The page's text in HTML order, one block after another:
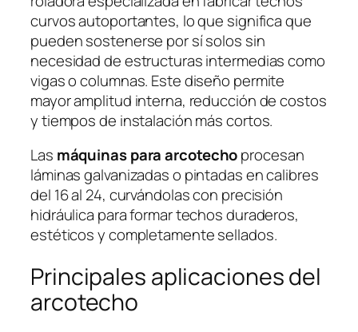
curvos autoportantes, lo que significa que
pueden sostenerse por sí solos sin
necesidad de estructuras intermedias como
vigas o columnas. Este diseño permite
mayor amplitud interna, reducción de costos
y tiempos de instalación más cortos.
Las máquinas para arcotechoprocesan
láminas galvanizadas o pintadas en calibres
del 16 al 24, curvándolas con precisión
hidráulica para formar techos duraderos,
estéticos y completamente sellados.
Principales aplicaciones del
arcotecho